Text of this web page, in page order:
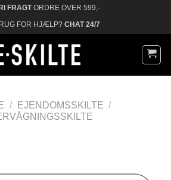
FRAGTORDRE OVER 599,-
FOR HJÆLP? CHAT 24/7
/ EJENDOMSSKILTE /